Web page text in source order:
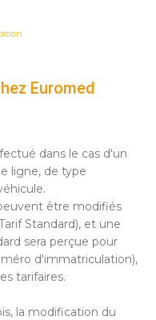
Euromed
dans le cas d'un
ligne, de type
être modifiés
Standard), et une
sera perçue pour
d'immatriculation),
tarifaires.
la modification du